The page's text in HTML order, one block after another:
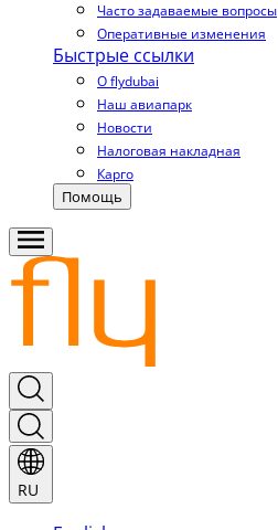
Часто задаваемые вопросы
Оперативные изменения
Быстрые ссылки
О flydubai
Наш авиапарк
Новости
Налоговая накладная
Карго
Помощь
RU